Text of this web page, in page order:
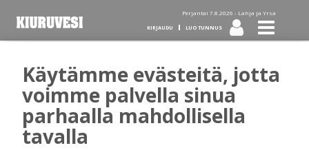
Perjantai 7.8.2026 - Lahja ja Yrsa
KIRJAUDU LUO TUNNUS
Tilaa Kiuruvesi-lehti diginä
tai kotiinkannettuna!
Käytämme evästeitä, jotta
voimme palvella sinua
parhaalla mahdollisella
tavalla